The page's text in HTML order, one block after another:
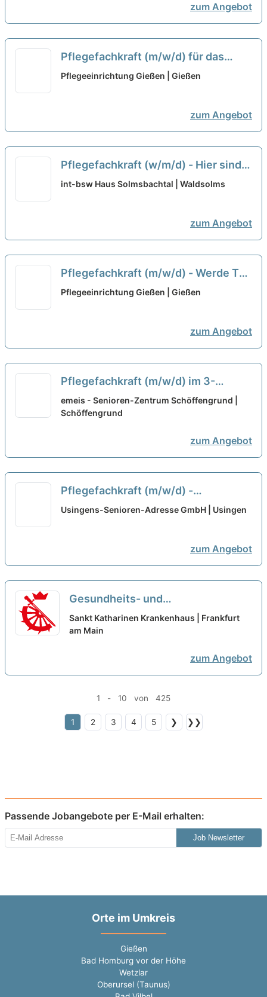
zum Angebot
Pflegefachkraft (m/w/d) für das
Funktionsteam - Werde Teil unseres
Pflegeeinrichtung Gießen | Gießen
zum Angebot
Pflegefachkraft (w/m/d) - Hier sind
Sie richtig! neu
int-bsw Haus Solmsbachtal | Waldsolms
zum Angebot
Pflegefachkraft (m/w/d) - Werde Teil
unseres Teams! neu
Pflegeeinrichtung Gießen | Gießen
zum Angebot
Pflegefachkraft (m/w/d) im 3-
Schicht-System - Wir sichern heute
Deine Zukunft!
emeis - Senioren-Zentrum Schöffengrund |
Schöffengrund
zum Angebot
Pflegefachkraft (m/w/d) -
Zusammen einfach gut pflegen! neu
Usingens-Senioren-Adresse GmbH | Usingen
zum Angebot
Gesundheits- und
Krankenpfleger:in (m/w/d) für die
Kardiologie – Bei uns kannst Du
Sankt Katharinen Krankenhaus | Frankfurt
am Main
zum Angebot
1 - 10 von 425
1 2 3 4 5 ❯ ❯❯
Passende Jobangebote per E-Mail erhalten:
Job Newsletter
Orte im Umkreis
Gießen
Bad Homburg vor der Höhe
Wetzlar
Oberursel (Taunus)